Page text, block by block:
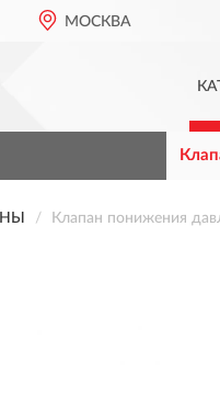
МОСКВА
Клапан понижения